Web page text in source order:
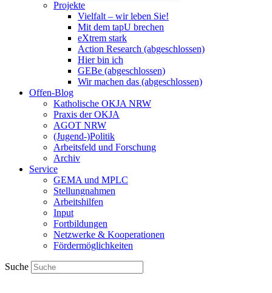
Projekte
Vielfalt – wir leben Sie!
Mit dem tapU brechen
eXtrem stark
Action Research (abgeschlossen)
Hier bin ich
GEBe (abgeschlossen)
Wir machen das (abgeschlossen)
Offen-Blog
Katholische OKJA NRW
Praxis der OKJA
AGOT NRW
(Jugend-)Politik
Arbeitsfeld und Forschung
Archiv
Service
GEMA und MPLC
Stellungnahmen
Arbeitshilfen
Input
Fortbildungen
Netzwerke & Kooperationen
Fördermöglichkeiten
Suche